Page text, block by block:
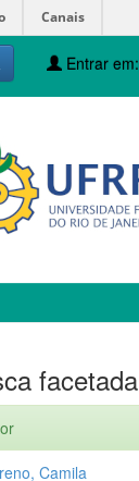
Canais
Entrar em:
facetada
Camila